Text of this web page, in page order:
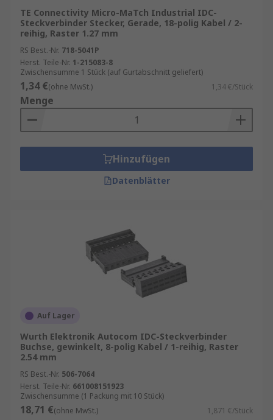
Anzahl der Kontakte – IDC-Verbinder sind
mit verschieden vielen Polen oder
Anschlüssen erhältlich. Beispiel: 4-polig und
10-polig. Hinweis: Die Pole können in
mehreren Reihen liegen.
Anschlusstyp – IDC ist als
Buchsebzw. Stiftsockel verfügbar.
Rastermaß – Dies bezieht sich auf den
Abstand zwischen den einzelnen Kontakten.
Beispiel: 1,2 mm. Dies muss mit dem
Flachbandkabel-Steckverbinder kompatibel
sein, den Sie anschließen möchten.
ein Kabel oder eine Leiterplatte
Unser Sortiment an ICD-Steckverbinder und IDC-
Kabel enthält Qualitätsprodukte von Marken wie
TE Connectivity
sowie RS PRO
professionellen Marke. Informationen zur
spätesten Bestelluhrzeit für eine garantierte
Mindestbestellwert für eine kostenfreie
Lieferung finden Sie auf der jeweiligen
Produktseite. RS ist Ihr Ansprechpartner für
TE Connectivity Micro-MaTch Industrial IDC-
Steckverbinder Stecker, Gerade, 18-polig Kabel / 2-
reihig, Raster 1.27 mm
RS Best.-Nr. 718-5041P
Herst. Teile-Nr. 1-215083-8
Zwischensumme 1 Stück (auf Gurtabschnitt geliefert)
1,34 €(ohne MwSt.) 1,34 €/Stück
Menge
Hinzufügen
Datenblätter
Auf Lager
Wurth Elektronik Autocom IDC-Steckverbinder
Buchse, gewinkelt, 8-polig Kabel / 1-reihig, Raster
2.54 mm
RS Best.-Nr. 506-7064
Herst. Teile-Nr. 661008151923
Zwischensumme (1 Packung mit 10 Stück)
18,71 €(ohne MwSt.) 1,871 €/Stück